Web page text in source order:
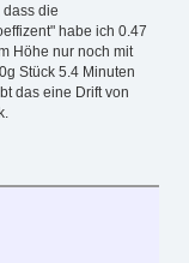
die
habe ich 0.47
Höhe nur noch mit
Stück 5.4 Minuten
das eine Drift von